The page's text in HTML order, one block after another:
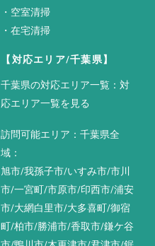
・ 空室清掃
・在宅清掃
【対応エリア/千葉県】
千葉県の対応エリア一覧：対
応エリア一覧を見る
訪問可能エリア：千葉県全
域：
旭市/我孫子市/いすみ市/市川
市/一宮町/市原市/印西市/浦安
市/大網白里市/大多喜町/御宿
町/柏市/勝浦市/香取市/鎌ケ谷